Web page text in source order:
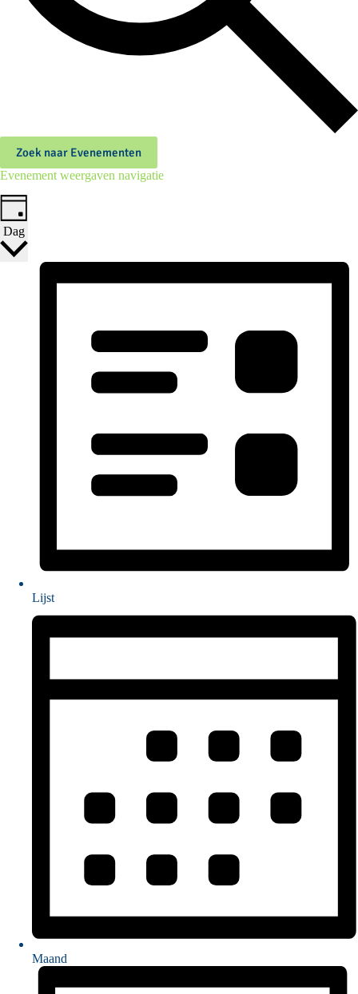
Zoek naar Evenementen
Evenement weergaven navigatie
Dag
Lijst
Maand